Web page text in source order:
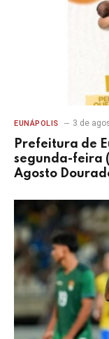
EUNÁPOLIS 3 de
Prefeitura de
segunda-feira
Agosto